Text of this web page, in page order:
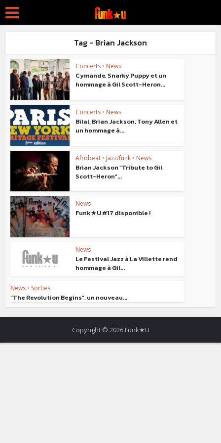
Tag - Brian Jackson
Concerts • News
Cymande, Snarky Puppy et un
hommage à Gil Scott-Heron...
Concerts • News
Bilal, Brian Jackson, Tony Allen et
un hommage à...
Afrobeat • Jazz/funk • News
Brian Jackson “Tribute to Gil
Scott-Heron”...
News
Funk★U #17 disponible !
News
Le Festival Jazz à La Villette rend
hommage à Gil...
News • Sorties
“The Revolution Begins”, un nouveau...
Copyright © 2026 Funk★U